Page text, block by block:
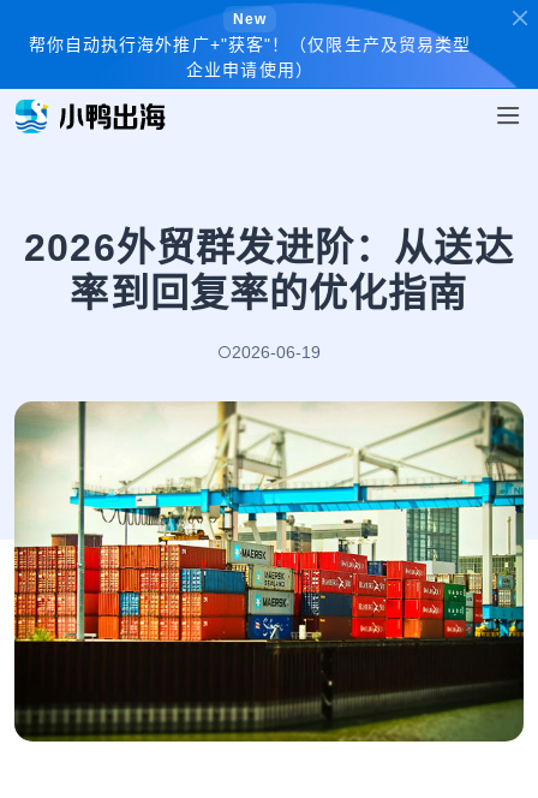
New
帮你自动执行海外推广+"获客"！（仅限生产及贸易类型
企业申请使用）
2026外贸群发进阶：从送达
率到回复率的优化指南
2026-06-19